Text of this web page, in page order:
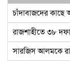
চাঁদাবাজদের
রাজশাহীতে ৩৮
সারজিস আলমকে